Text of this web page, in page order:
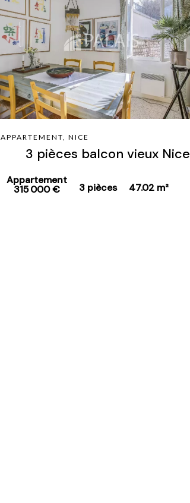
APPARTEMENT, NICE
3 pièces balcon vieux Nice
Appartement
315 000 € 3 pièces 47.02 m²